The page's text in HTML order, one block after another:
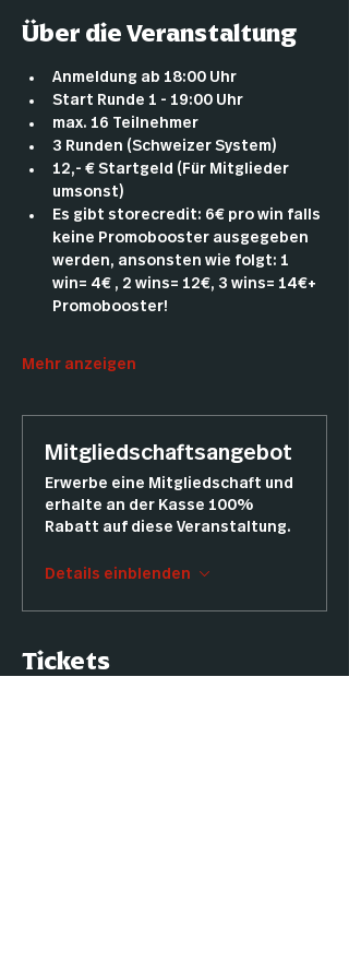
Über die Veranstaltung
Anmeldung ab 18:00 Uhr
Start Runde 1 - 19:00 Uhr
max. 16 Teilnehmer
3 Runden (Schweizer System)
12,- € Startgeld (Für Mitglieder
umsonst)
Es gibt storecredit: 6€ pro win falls
keine Promobooster ausgegeben
werden, ansonsten wie folgt: 1
win= 4€ , 2 wins= 12€, 3 wins= 14€+
Promobooster!
Mehr anzeigen
Mitgliedschaftsangebot
Erwerbe eine Mitgliedschaft und
erhalte an der Kasse 100%
Rabatt auf diese Veranstaltung.
Details einblenden
Tickets